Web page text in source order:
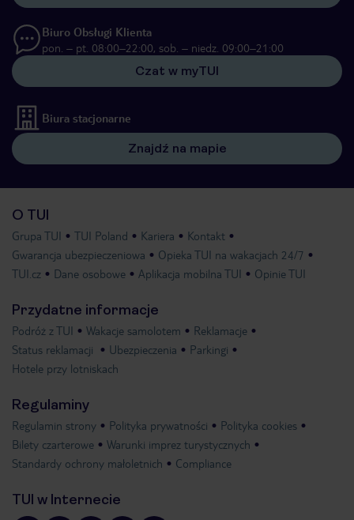
Biuro Obsługi Klienta
pon. – pt. 08:00–22:00, sob. – niedz. 09:00–21:00
Czat w myTUI
Biura stacjonarne
Znajdź na mapie
O TUI
Grupa TUI TUI Poland Kariera
Kontakt
Gwarancja ubezpieczeniowa
Opieka TUI na wakacjach 24/7
TUI.cz
Dane osobowe Aplikacja mobilna TUI Opinie TUI
Przydatne informacje
Podróż z TUI Wakacje samolotem
Reklamacje
Status reklamacji
Ubezpieczenia
Parkingi
Hotele przy lotniskach
Regulaminy
Regulamin strony Polityka prywatności
Polityka cookies
Bilety czarterowe
Warunki imprez turystycznych
Standardy ochrony małoletnich
Compliance
TUI w Internecie